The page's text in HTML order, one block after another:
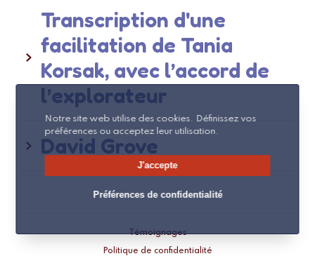
Transcription d'une
facilitation de Tania
Korsak, avec l’accord de
l’explorateur
David Grove
Témoignages
Politique de confidentialité
Notre site web utilise des cookies. Définissez vos
préférences ou acceptez leur utilisation.
Préférences de confidentialité
J'accepte